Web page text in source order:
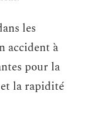
les
accident à
pour la
la rapidité